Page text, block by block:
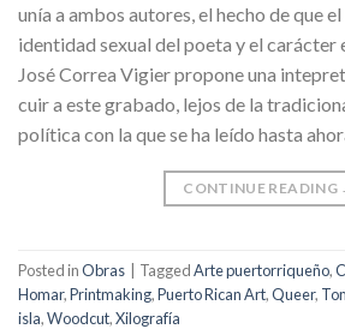
unía a ambos autores, el hecho de que
identidad sexual del poeta y el
José Correa Vigier propone una
cuir a este grabado, lejos de la
política con la que se ha leído hasta
CONTINUE READING
Posted inObras TaggedArte puertorriqueño,
Homar,Printmaking,Puerto Rican Art,Queer,
isla,Woodcut,Xilografía